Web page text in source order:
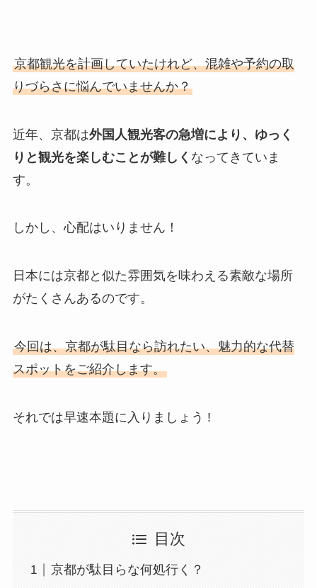
京都観光を計画していたけれど、混雑や予約の取
りづらさに悩んでいませんか？
近年、京都は外国人観光客の急増により、ゆっく
りと観光を楽しむことが難しく なってきていま
す。
しかし、心配はいりません！
日本には京都と似た雰囲気を味わえる素敵な場所
がたくさんあるのです。
今回は、京都が駄目なら訪れたい、魅力的な代替
スポットをご紹介します。
それでは早速本題に入りましょう !
目次
京都が駄目らな何処行く？